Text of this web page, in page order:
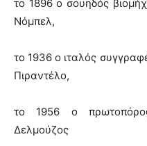
το 1896 ο σουηδός
Νόμπελ,
το 1936 ο ιταλός
Πιραντέλο,
το 1956 ο
Δελμούζος